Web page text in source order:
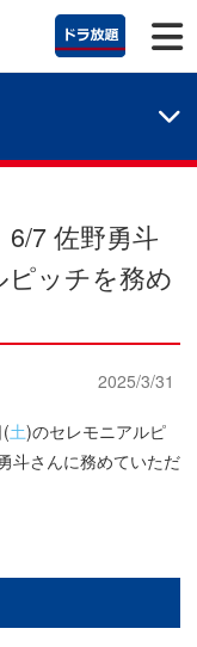
6/7 佐野勇斗
ッチを務め
2025/3/31
土)のセレモニアルピ
斗さんに務めていただ